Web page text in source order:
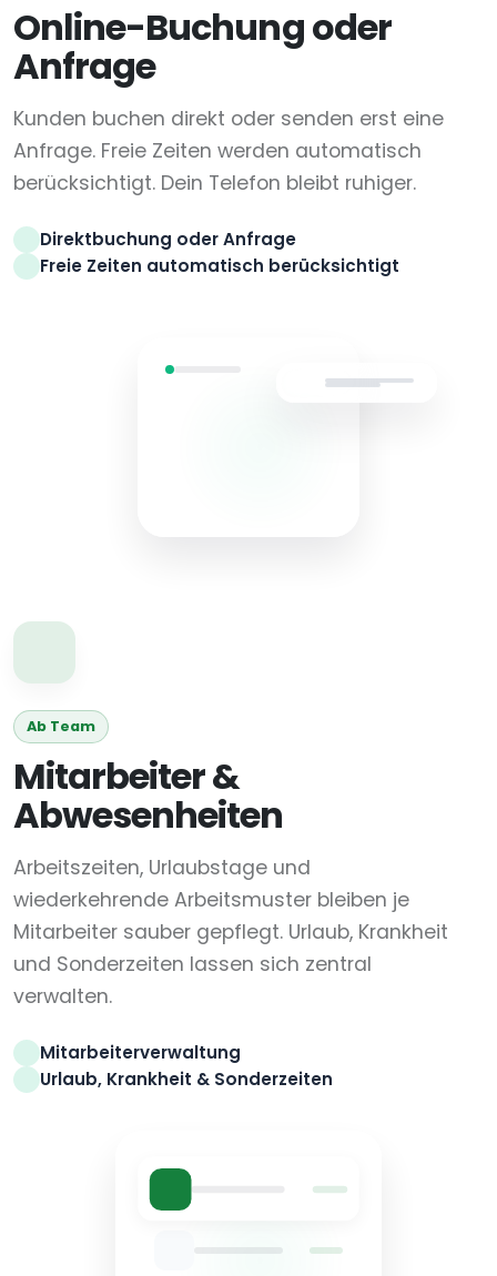
Online-Buchung oder
Anfrage
Kunden buchen direkt oder senden erst eine
Anfrage. Freie Zeiten werden automatisch
berücksichtigt. Dein Telefon bleibt ruhiger.
Direktbuchung oder Anfrage
Freie Zeiten automatisch berücksichtigt
Ab Team
Mitarbeiter &
Abwesenheiten
Arbeitszeiten, Urlaubstage und
wiederkehrende Arbeitsmuster bleiben je
Mitarbeiter sauber gepflegt. Urlaub, Krankheit
und Sonderzeiten lassen sich zentral
verwalten.
Mitarbeiterverwaltung
Urlaub, Krankheit & Sonderzeiten